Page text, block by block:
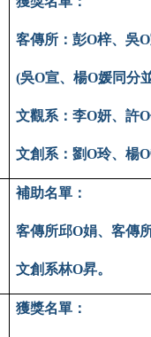
客傳所：彭O梓、吳O
(吳O宣、楊O媛同分
文觀系：李O妍、許O
文創系：劉O玲、楊O
補助名單：
客傳所邱O娟、客傳
文創系林O昇。
獲獎名單：